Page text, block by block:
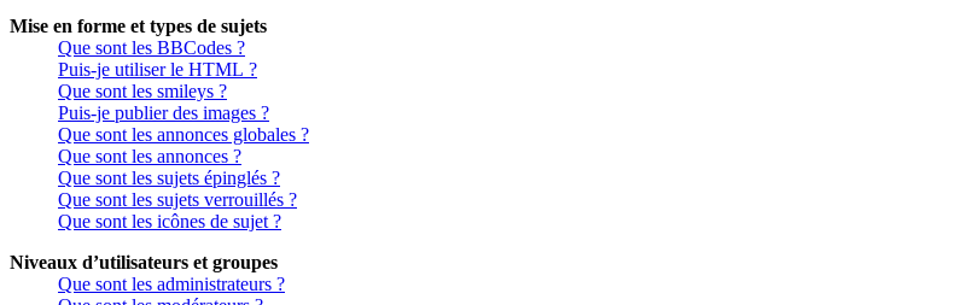
Mise en forme et types de sujets
Que sont les BBCodes ?
Puis-je utiliser le HTML ?
Que sont les smileys ?
Puis-je publier des images ?
Que sont les annonces globales ?
Que sont les annonces ?
Que sont les sujets épinglés ?
Que sont les sujets verrouillés ?
Que sont les icônes de sujet ?
Niveaux d’utilisateurs et groupes
Que sont les administrateurs ?